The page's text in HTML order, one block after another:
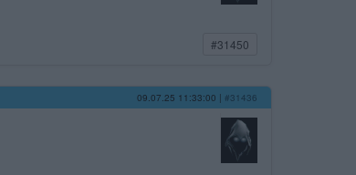
#31450
09.07.25 11:33:00 | #31436